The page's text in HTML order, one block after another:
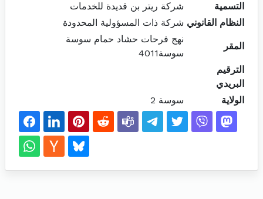
التسمية
شركة ريتر بن قديدة للخدمات
النظام القانوني شركة ذات المسؤولية المحدودة
المقر
نهج فرحات حشاد حمام سوسة
سوسة4011
الترقيم
البريدي
الولاية
سوسة 2